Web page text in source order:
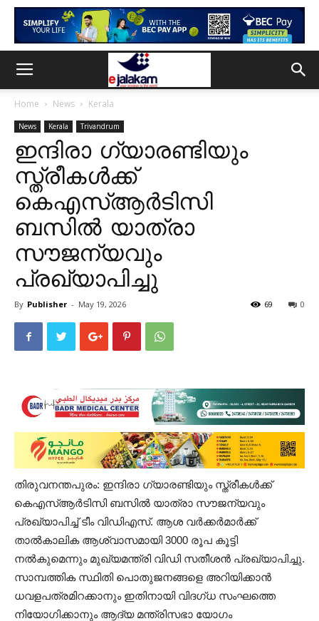
Home News Kerala
News Kerala Trivandrum
ഇന്ദിരാ ഗ്യാരണ്ടിയും
സ്ത്രീകൾക്ക്
കെഎസ്ആർടിസി
ബസിൽ യാത്രാ
സൗജന്യവും
പ്രഖ്യാപിച്ചു
By Publisher - May 19, 2026 0
69
തിരുവനന്തപുരം: ഇന്ദിരാ ഗ്യാരണ്ടിയും സ്ത്രീകൾക്ക്
കെഎസ്ആർടിസി ബസിൽ യാത്രാ സൗജന്യവും
പ്രഖ്യാപിച്ച് ടീം വിഡിഎസ്. ആശ വർക്കർമാർക്ക്
താൽകാലിക ആശ്വാസമായി 3000 രൂപ കൂട്ടി
നൽകുമെന്നും മുഖ്യമന്ത്രി വിഡി സതീശൻ പ്രഖ്യാപിച്ചു.
സാമ്പത്തിക സ്ഥിതി പൊതുജനങ്ങളെ അറിയിക്കാൻ
ധവളപത്രമിറക്കാനും ഇതിനായി വിദഗ്ധ സംഘത്തെ
നിയോഗിക്കാനും ആദ്യ മന്ത്രിസഭാ യോഗം